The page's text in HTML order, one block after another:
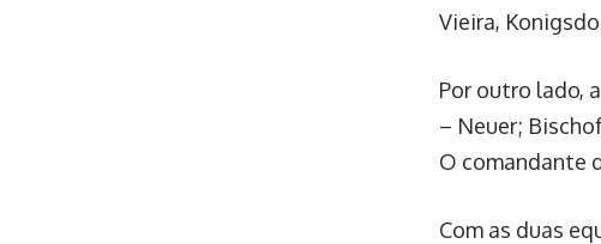
Vieira,
Por outro lado,
– Neuer;
O comandante
Com as duas